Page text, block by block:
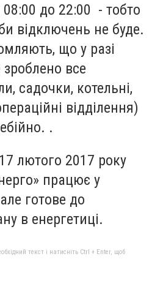
до 22:00 - тобто
відключень не буде.
що у разі
все
садочки, котельні,
відділення)
.
лютого 2017 року
працює у
готове до
в енергетиці.
текст і натисніть Ctrl + Enter, щоб